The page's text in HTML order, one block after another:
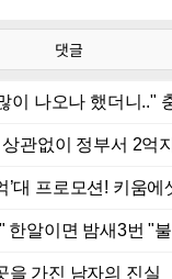
댓글